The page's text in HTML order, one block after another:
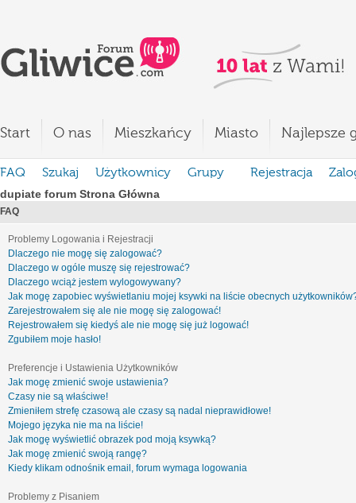
Start O nas Mieszkańcy Miasto Najlepsze
FAQ Szukaj Użytkownicy Grupy Rejestracja
dupiate forum Strona Główna
FAQ
Problemy Logowania i Rejestracji
Dlaczego nie mogę się zalogować?
Dlaczego w ogóle muszę się rejestrować?
Dlaczego wciąż jestem wylogowywany?
Jak mogę zapobiec wyświetlaniu mojej ksywki na liście obecnych
Zarejestrowałem się ale nie mogę się zalogować!
Rejestrowałem się kiedyś ale nie mogę się już logować!
Zgubiłem moje hasło!
Preferencje i Ustawienia Użytkowników
Jak mogę zmienić swoje ustawienia?
Czasy nie są właściwe!
Zmieniłem strefę czasową ale czasy są nadal nieprawidłowe!
Mojego języka nie ma na liście!
Jak mogę wyświetlić obrazek pod moją ksywką?
Jak mogę zmienić swoją rangę?
Kiedy klikam odnośnik email, forum wymaga logowania
Problemy z Pisaniem